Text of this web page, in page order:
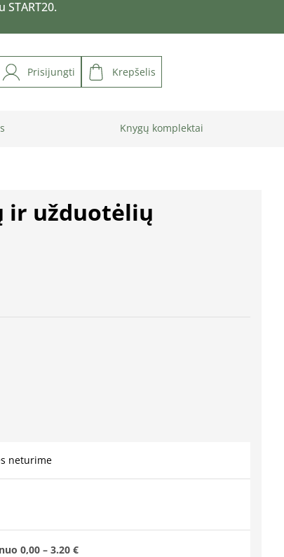
Prisijungti Krepšelis
Knygų komplektai
ir užduotėlių
neturime
nuo 0,00 – 3.20 €